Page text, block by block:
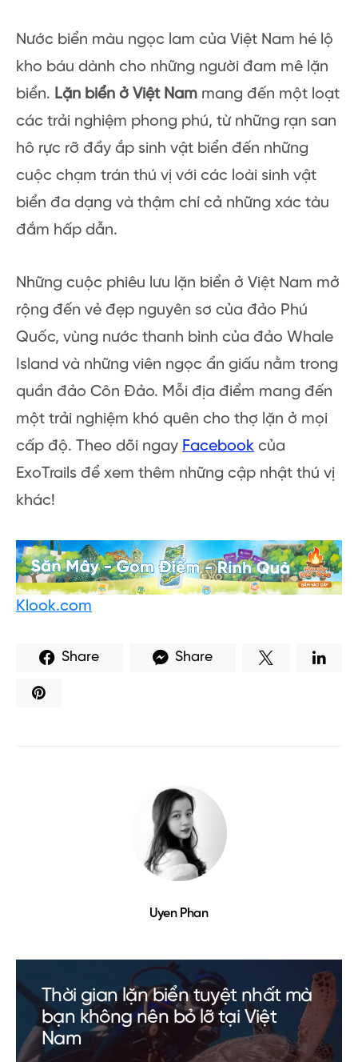
Nước biển màu ngọc lam của Việt Nam hé lộ
kho báu dành cho những người đam mê lặn
biển. Lặn biển ở Việt Nam mang đến một loạt
các trải nghiệm phong phú, từ những rạn san
hô rực rỡ đầy ắp sinh vật biển đến những
cuộc chạm trán thú vị với các loài sinh vật
biển đa dạng và thậm chí cả những xác tàu
đắm hấp dẫn.
Những cuộc phiêu lưu lặn biển ở Việt Nam mở
rộng đến vẻ đẹp nguyên sơ của đảo Phú
Quốc, vùng nước thanh bình của đảo Whale
Island và những viên ngọc ẩn giấu nằm trong
quần đảo Côn Đảo. Mỗi địa điểm mang đến
một trải nghiệm khó quên cho thợ lặn ở mọi
cấp độ. Theo dõi ngay Facebook của
ExoTrails để xem thêm những cập nhật thú vị
khác!
Klook.com
Share Share
Uyen Phan
Thời gian lặn biển tuyệt nhất mà
bạn không nên bỏ lỡ tại Việt
Nam